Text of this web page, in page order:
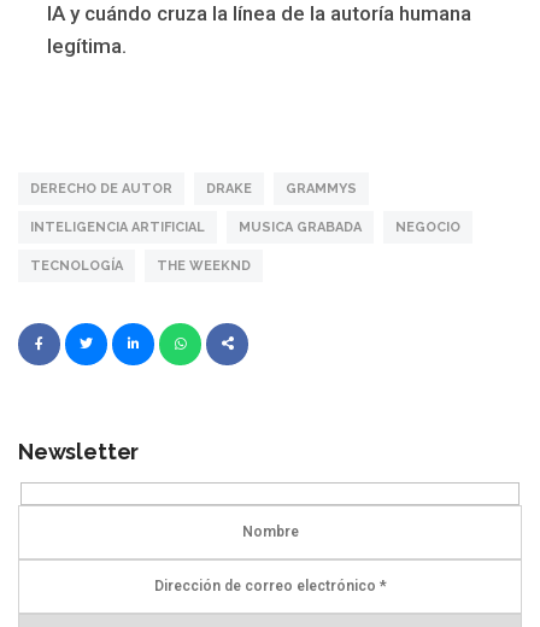
IA y cuándo cruza la línea de la autoría humana
legítima.
DERECHO DE AUTOR DRAKE GRAMMYS
INTELIGENCIA ARTIFICIAL MUSICA GRABADA NEGOCIO
TECNOLOGÍA THE WEEKND
Newsletter